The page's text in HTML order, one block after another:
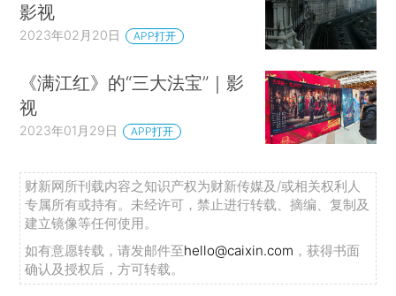
影视
2023年02月20日 APP打开
《满江红》的“三大法宝”｜影
视
2023年01月29日 APP打开
财新网所刊载内容之知识产权为财新传媒及/或相关权利人
专属所有或持有。未经许可，禁止进行转载、摘编、复制及
建立镜像等任何使用。
如有意愿转载，请发邮件至hello@caixin.com ，获得书面
确认及授权后，方可转载。